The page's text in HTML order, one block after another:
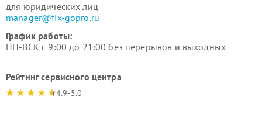
для юридических лиц
manager@fix-gopro.ru
График работы:
ПН-ВСК с 9:00 до 21:00 без перерывов и выходных
Рейтинг сервисного центра
4.9-5.0